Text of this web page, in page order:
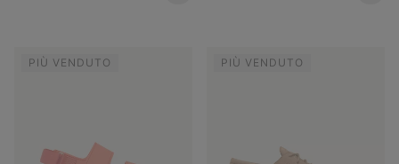
PIÙ VENDUTO PIÙ VENDUTO